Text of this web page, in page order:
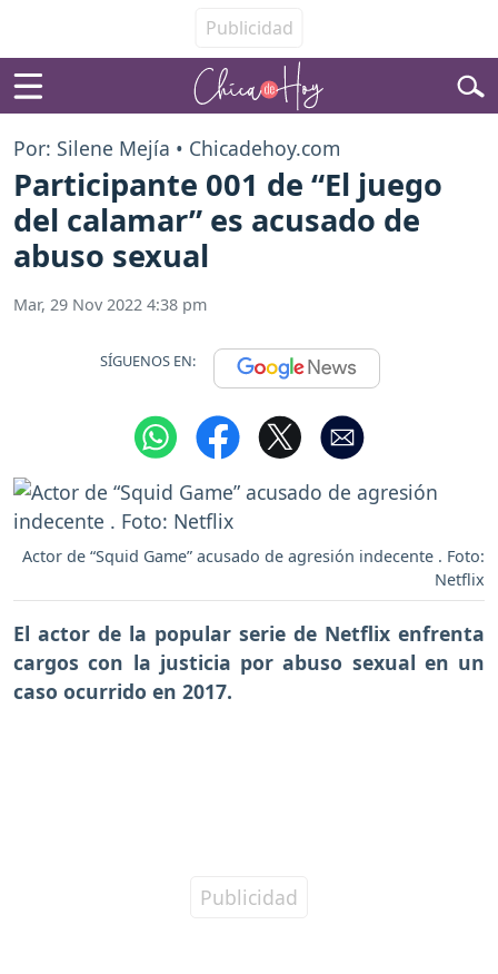
Por: Silene Mejía • Chicadehoy.com
Participante 001 de “El juego
del calamar” es acusado de
abuso sexual
Mar, 29 Nov 2022 4:38 pm
SÍGUENOS EN:
Actor de “Squid Game” acusado de agresión indecente . Foto:
Netflix
El actor de la popular serie de Netflix enfrenta
cargos con la justicia por abuso sexual en un
caso ocurrido en 2017.